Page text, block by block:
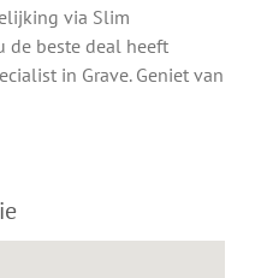
via Slim
de beste deal heeft
in Grave. Geniet van